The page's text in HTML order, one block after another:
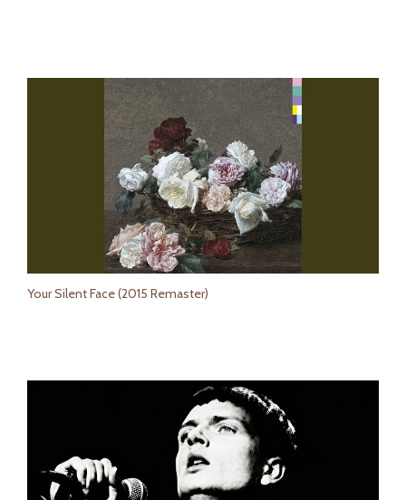
Your Silent Face (2015 Remaster)